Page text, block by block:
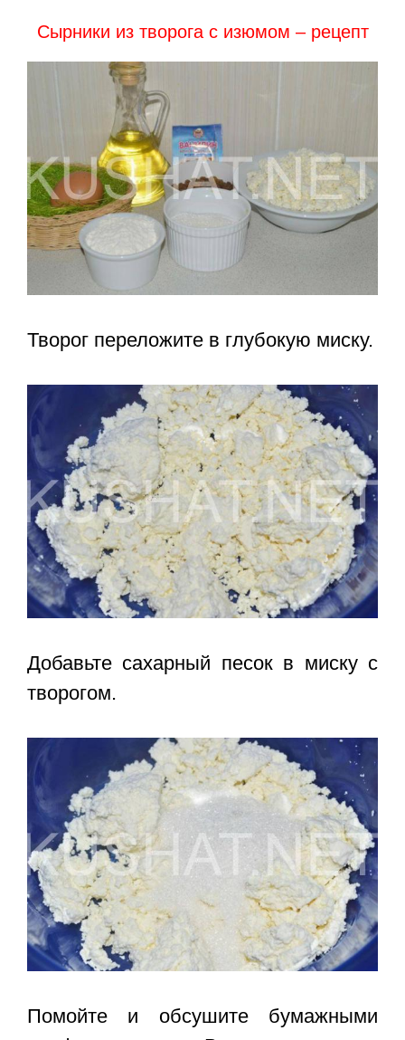
Сырники из творога с изюмом – рецепт
Творог переложите в глубокую миску.
Добавьте сахарный песок в миску с
творогом.
Помойте и обсушите бумажными